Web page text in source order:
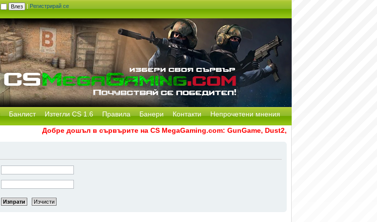
| Регистрирай се
Банлист Изтегли CS 1.6 Правила Банери Контакти Непрочетени мнения
Добре дошъл в сървърите на CS MegaGaming.com: GunGame, Dust2, CS:GO Remake [Multi-